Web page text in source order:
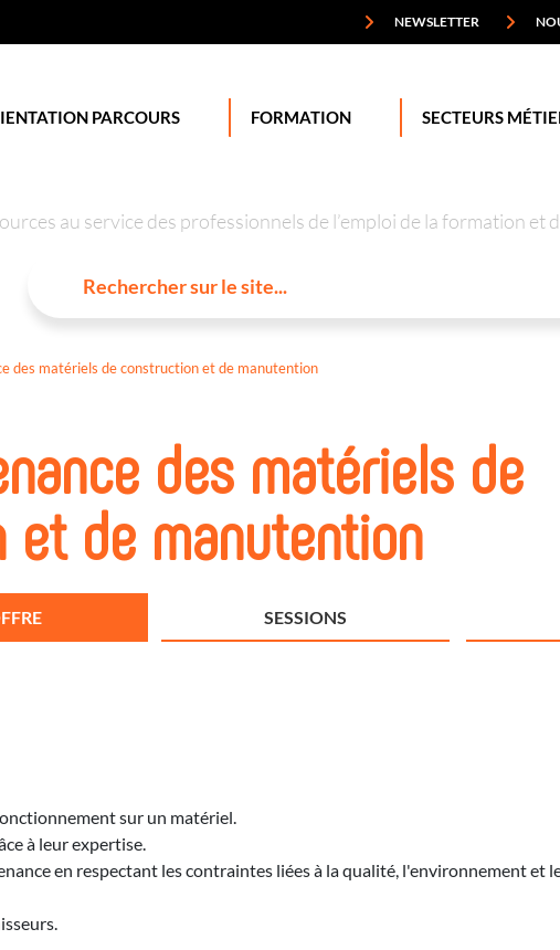
NEWSLETTER
PARCOURS FORMATION SECTEURS
au service des professionnels de l’emploi de la formation
des matériels de construction et de manutention
des matériels de
et de manutention
SESSIONS
sur un matériel.
à leur expertise.
en respectant les contraintes liées à la qualité, l'environnement et